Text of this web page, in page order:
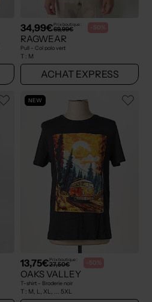
34,99€Prix boutique :
69,99€ -50%
RAGWEAR
Pull - Col polo vert
T : M
ACHAT EXPRESS
NEW
13,75€Prix boutique :
27,50€ -50%
OAKS VALLEY
T-shirt - Broderie noir
T : M, L, XL, ... 5XL